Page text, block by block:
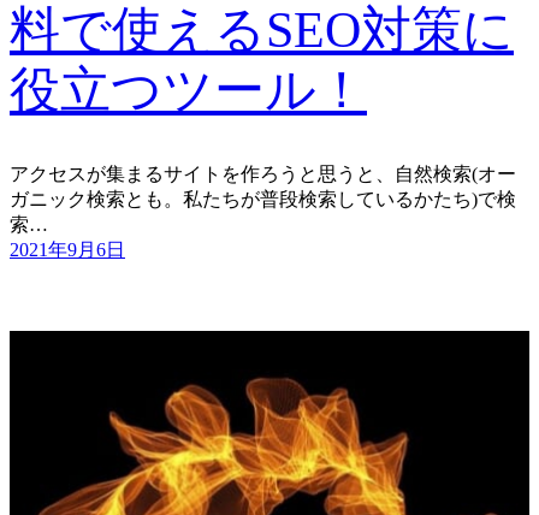
料で使えるSEO対策に
役立つツール！
アクセスが集まるサイトを作ろうと思うと、自然検索(オー
ガニック検索とも。私たちが普段検索しているかたち)で検
索…
2021年9月6日